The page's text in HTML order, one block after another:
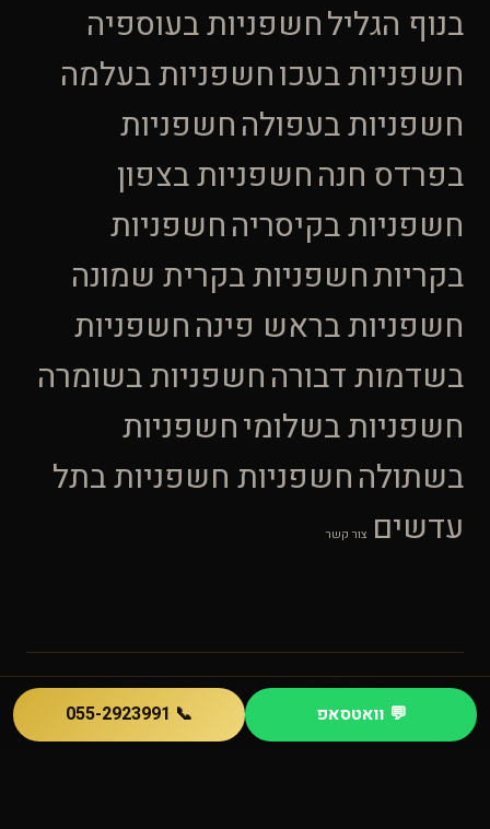
בנוף הגלילחשפניות בעוספיה
חשפניות בעכוחשפניות בעלמה
חשפניות בעפולהחשפניות
בפרדס חנהחשפניות בצפון
חשפניות בקיסריהחשפניות
בקריותחשפניות בקרית שמונה
חשפניות בראש פינהחשפניות
בשדמות דבורהחשפניות בשומרה
חשפניות בשלומיחשפניות
בשתולהחשפניות חשפניות בתל
עדשים צור קשר
© 2026 פארטי דנס - חשפניות בצפון
💬 וואטסאפ 📞 055-2923991